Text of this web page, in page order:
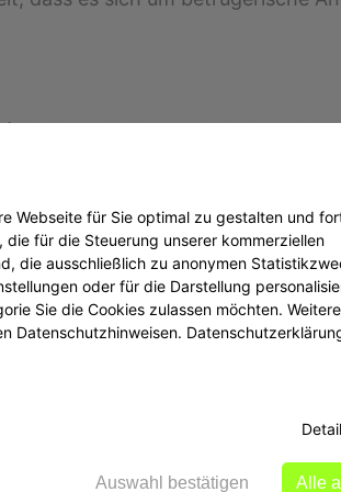
Ihr Konto haben und ob
Polizei oder Staatsanwaltschaft ein.
Schritte, insbesondere
falls Sie mit Kreditkarte oder
oder dem Zahlungsdienstleister in
die schnelle
im Bereich
Webseite für Sie optimal zu gestalten und
für die Steuerung unserer kommerziellen
die ausschließlich zu anonymen
oder für die Darstellung
Sie die Cookies zulassen möchten. Weitere
Datenschutzhinweisen.
Auswahl bestätigen Alle